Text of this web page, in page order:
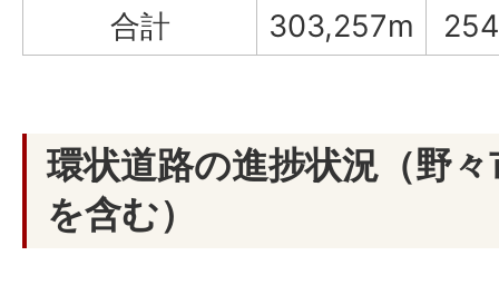
合計
303,257m
環状道路の進捗状況（野
を含む）